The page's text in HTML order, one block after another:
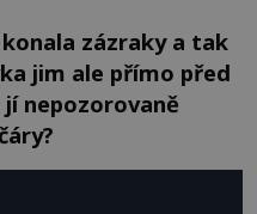
zázraky a tak
jim ale přímo před
nepozorovaně